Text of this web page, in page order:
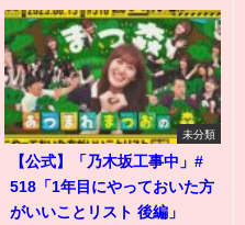
未分類
【公式】「乃木坂工事中」#
518「1年目にやっておいた方
がいいことリスト 後編」